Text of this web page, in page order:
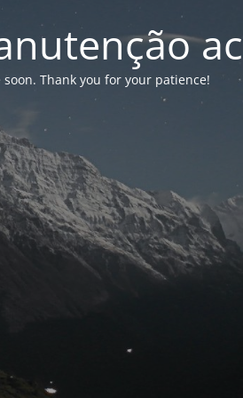
Thank you for your patience!